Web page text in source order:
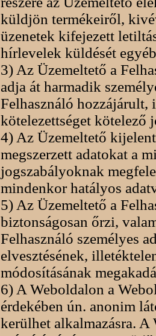
küldjön termékeiről,
üzenetek kifejezett
hírlevelek küldését
3) Az Üzemeltető a
adja át harmadik
Felhasználó hozzájárult,
kötelezettséget kötelező
4) Az Üzemeltető
megszerzett adatokat a
jogszabályoknak
mindenkor hatályos
5) Az Üzemeltető a
biztonságosan őrzi,
Felhasználó személyes
elvesztésének,
módosításának
6) A Weboldalon a
érdekében ún. anonim
kerülhet alkalmazásra.